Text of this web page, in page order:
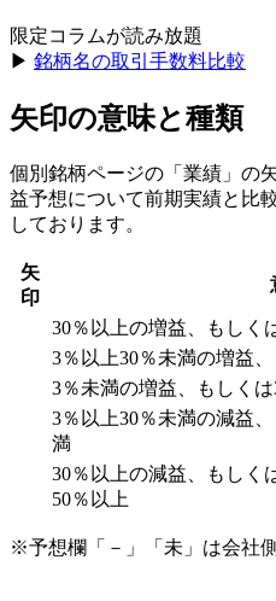
限定コラムが読み放題
▶︎ 銘柄名の取引手数料比較
矢印の意味と種類
個別銘柄ページの「業績」の
益予想について前期実績と比
しております。
矢
印
30％以上の増益、もしく
3％以上30％未満の増益
3％未満の増益、もしく
3％以上30％未満の減益
満
30％以上の減益、もしく
50％以上
※予想欄「－」「未」は会社側